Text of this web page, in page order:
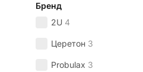
Бренд
2U 4
Церетон 3
Probulax 3